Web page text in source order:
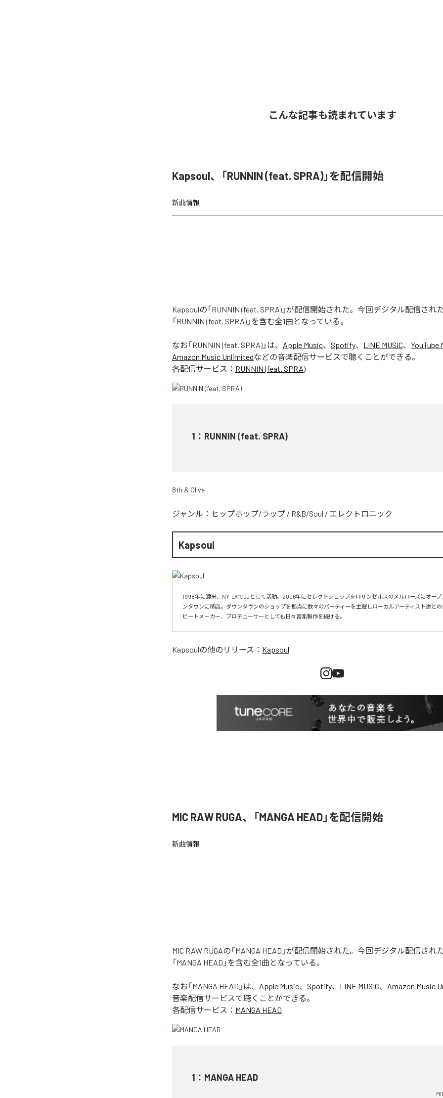
こんな記事も読まれています
Kapsoul、「RUNNIN (feat. SPRA)」を配信開始
新曲情報
Kapsoulの「RUNNIN (feat. SPRA)」が配信開始された。今回デジタル配信され
「RUNNIN (feat. SPRA)」を含む全1曲となっている。
なお「RUNNIN (feat. SPRA) 」は、 Apple Music、 Spotify、 LINE MUSIC、 YouTube
Amazon Music Unlimitedなどの音楽配信サービスで聴くことができる。
各配信サービス： RUNNIN (feat. SPRA)
1 ： RUNNIN (feat. SPRA)
8th & Olive
ジャンル： ヒップホップ/ラップ / R&B/Soul / エレクトロニック
Kapsoul
1998年に渡米、NY  LAでDJとして活動。2006年にセレクトショップをロサンゼルスのメルローズにオー
ンタウンに移店。ダウンタウンのショップを拠点に数々のパーティーを主催しローカルアーティスト達との
ビートメーカー、プロデューサーとしても日々音楽製作を続ける。
Kapsoulの他のリリース： Kapsoul
MIC RAW RUGA、「MANGA HEAD」を配信開始
新曲情報
MIC RAW RUGAの「MANGA HEAD」が配信開始された。今回デジタル配信され
「MANGA HEAD」を含む全1曲となっている。
なお「MANGA HEAD 」は、 Apple Music、 Spotify、 LINE MUSIC、 Amazon Music
音楽配信サービスで聴くことができる。
各配信サービス： MANGA HEAD
1 ： MANGA HEAD